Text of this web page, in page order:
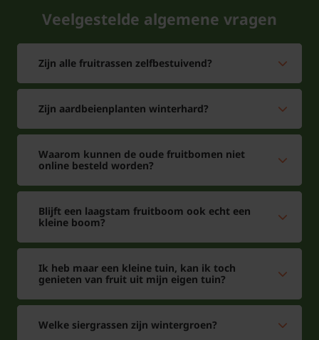
Tuinplantenwinkel.nl is gecertificeerd onder
nummer 110920
Veelgestelde algemene vragen
Zijn alle fruitrassen zelfbestuivend?
Zijn aardbeienplanten winterhard?
Waarom kunnen de oude fruitbomen niet
online besteld worden?
Blijft een laagstam fruitboom ook echt een
kleine boom?
Ik heb maar een kleine tuin, kan ik toch
genieten van fruit uit mijn eigen tuin?
Welke siergrassen zijn wintergroen?